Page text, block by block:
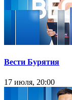
Вести Бурятия
17 июля, 20:00